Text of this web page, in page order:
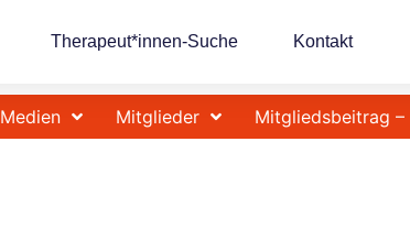
Therapeut*innen-Suche Kontakt
Medien Mitglieder Mitgliedsbeitrag –